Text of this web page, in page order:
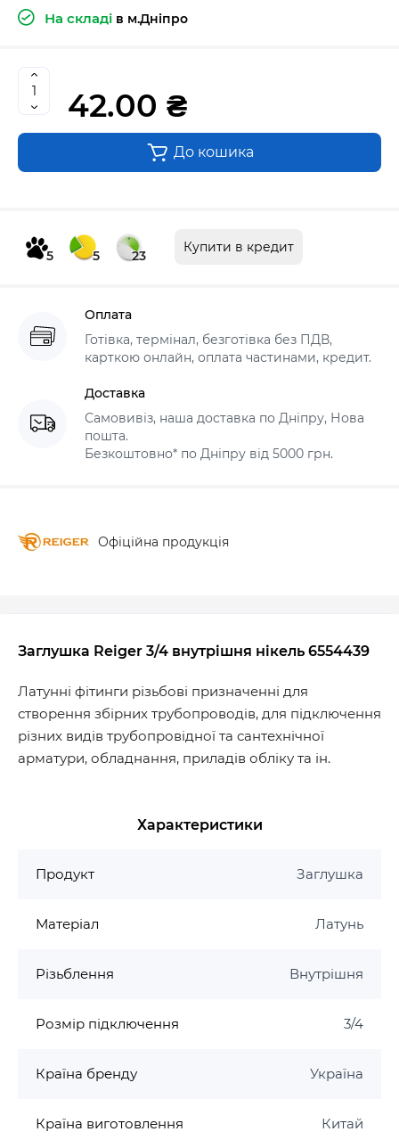
На складі в м.Дніпро
42.00 ₴
До кошика
5 5 23
Купити в кредит
Оплата
Готівка, термінал, безготівка без ПДВ,
карткою онлайн, оплата частинами, кредит.
Доставка
Самовивіз, наша доставка по Дніпру, Нова
пошта.
Безкоштовно* по Дніпру від 5000 грн.
Офіційна продукція
Заглушка Reiger 3/4 внутрішня нікель 6554439
Латунні фітинги різьбові призначенні для
створення збірних трубопроводів, для підключення
різних видів трубопровідної та сантехнічної
арматури, обладнання, приладів обліку та ін.
Характеристики
Продукт Заглушка
Матеріал Латунь
Різьблення Внутрішня
Розмір підключення 3/4
Країна бренду Україна
Країна виготовлення Китай